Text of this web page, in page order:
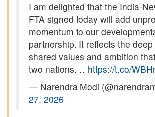
I am delighted that the India-
FTA signed today will add
momentum to our
partnership. It reflects the deep
shared values and ambition
two nations.… https://t.co/
— Narendra Modi
27, 2026